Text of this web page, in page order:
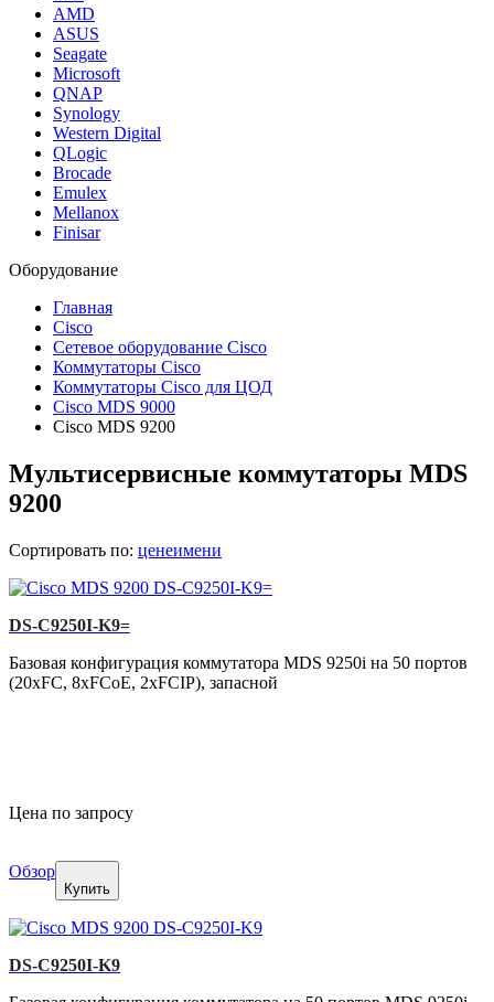
AMD
ASUS
Seagate
Microsoft
QNAP
Synology
Western Digital
QLogic
Brocade
Emulex
Mellanox
Finisar
Оборудование
Главная
Cisco
Сетевое оборудование Cisco
Коммутаторы Cisco
Коммутаторы Cisco для ЦОД
Cisco MDS 9000​​
Cisco MDS 9200
Мультисервисные коммутаторы MDS
9200
Сортировать по: ценеимени
DS-C9250I-K9=
Базовая конфигурация коммутатора MDS 9250i на 50 портов
(20xFC, 8xFCoE, 2xFCIP), запасной
Цена по запросу
Обзор
Купить
DS-C9250I-K9